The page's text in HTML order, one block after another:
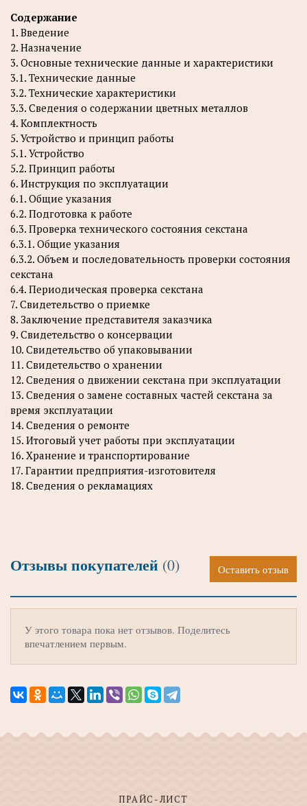
Содержание
1. Введение
2. Назначение
3. Основные технические данные и характеристики
3.1. Технические данные
3.2. Технические характеристики
3.3. Сведения о содержании цветных металлов
4. Комплектность
5. Устройство и принцип работы
5.1. Устройство
5.2. Принцип работы
6. Инструкция по эксплуатации
6.1. Общие указания
6.2. Подготовка к работе
6.3. Проверка технического состояния секстана
6.3.1. Общие указания
6.3.2. Объем и последовательность проверки состояния
секстана
6.4. Периодическая проверка секстана
7. Свидетельство о приемке
8. Заключение представителя заказчика
9. Свидетельство о консервации
10. Свидетельство об упаковывании
11. Свидетельство о хранении
12. Сведения о движении секстана при эксплуатации
13. Сведения о замене составных частей секстана за
время эксплуатации
14. Сведения о ремонте
15. Итоговый учет работы при эксплуатации
16. Хранение и транспортирование
17. Гарантии предприятия-изготовителя
18. Сведения о рекламациях
Отзывы покупателей (0) Оставить отзыв
У этого товара пока нет отзывов. Поделитесь
впечатлением первым.
ПРАЙС-ЛИСТ